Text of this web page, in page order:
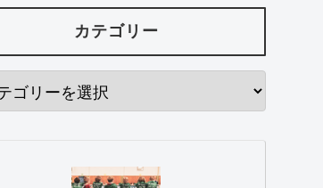
カテゴリー